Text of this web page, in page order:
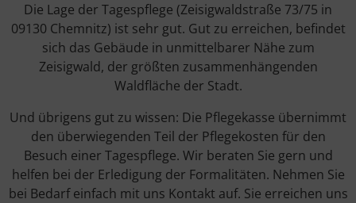
Die Lage der Tagespflege (Zeisigwaldstraße 73/75 in
09130 Chemnitz) ist sehr gut. Gut zu erreichen, befindet
sich das Gebäude in unmittelbarer Nähe zum
Zeisigwald, der größten zusammenhängenden
Waldfläche der Stadt.
Und übrigens gut zu wissen: Die Pflegekasse übernimmt
den überwiegenden Teil der Pflegekosten für den
Besuch einer Tagespflege. Wir beraten Sie gern und
helfen bei der Erledigung der Formalitäten. Nehmen Sie
bei Bedarf einfach mit uns Kontakt auf. Sie erreichen uns